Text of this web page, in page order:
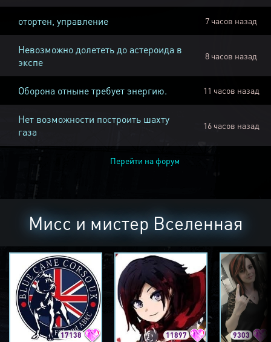
отортен, управление 7 часов назад
Невозможно долететь до астероида в
экспе
8 часов назад
Оборона отныне требует энергию. 11 часов назад
Нет возможности построить шахту
газа
16 часов назад
Перейти на форум
Мисс и мистер Вселенная
17138 11897 9303